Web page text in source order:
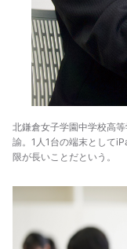
北鎌倉女子学園中学校高
諭。1人1台の端末として
限が長いことだという。